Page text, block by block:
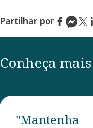
Partilhar por
Conheça
"Mantenha